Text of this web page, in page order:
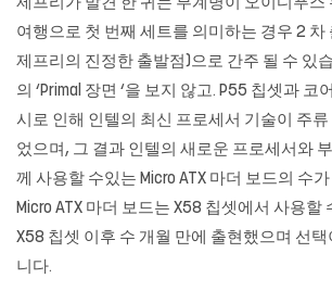
제프리가 발견 한 귀는 부계병이 오이디푸스
여행으로 첫 번째 세트를 의미하는 경우 2 차
제프리의 진정한 출발점)으로 간주 될 수 있
의 ‘Primal 장면 ‘을 보지 않고. P55 칩셋과 코
시로 인해 인텔의 최신 프로세서 기술이 주류
었으며, 그 결과 인텔의 새로운 프로세서와
께 사용할 수있는 Micro ATX 마더 보드의 수
Micro ATX 마더 보드는 X58 칩셋에서 사용할
X58 칩셋 이후 수 개월 만에 출현했으며 선
니다.